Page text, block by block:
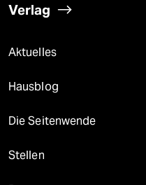
Verlag
Aktuelles
Hausblog
Die Seitenwende
Stellen